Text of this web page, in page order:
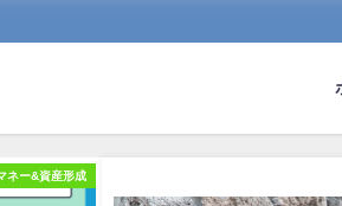
ネー&資産形成